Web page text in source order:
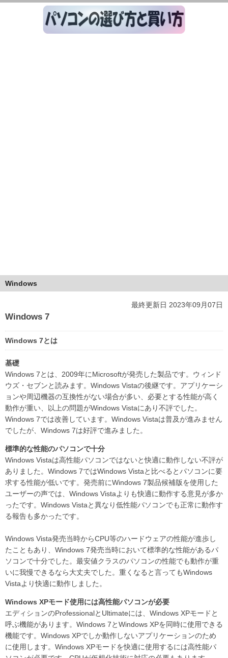
Windows
最終更新日 2023年09月07日
Windows 7
Windows 7とは
基礎
Windows 7とは、2009年にMicrosoftが発売した製品です。ウィンド
ウズ・セブンと読みます。Windows Vistaの後継です。アプリケーシ
ョンや周辺機器の互換性がない場合が多い、必要とする性能が高く
動作が重い、以上の問題がWindows Vistaにあり不評でした。
Windows 7では改善しています。Windows Vistaは普及が進みません
でしたが、Windows 7は好評で進みました。
標準的な性能のパソコンで十分
Windows Vistaは高性能パソコンではないと快適に動作しない不評が
ありました。Windows 7ではWindows Vistaと比べるとパソコンに要
求する性能が低いです。発売前にWindows 7製品候補版を使用した
ユーザーの声では、Windows Vistaよりも快適に動作する意見が多か
ったです。Windows Vistaと異なり低性能パソコンでも正常に動作す
る報告も多かったです。
Windows Vista発売当時からCPU等のハードウェアの性能が進歩し
たこともあり、Windows 7発売当時において標準的な性能があるパ
ソコンで十分でした。最安値クラスのパソコンの性能でも動作が重
いに我慢できるなら大丈夫でした。重くなると言ってもWindows
Vistaより快適に動作しました。
Windows XPモード使用には高性能パソコンが必要
エディションのProfessionalとUltimateには、Windows XPモードと
呼ぶ機能があります。Windows 7とWindows XPを同時に使用できる
機能です。Windows XPでしか動作しないアプリケーションのため
に使用します。Windows XPモードを快適に使用するには高性能パ